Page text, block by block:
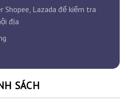
Shopee, Lazada để kiểm tra
địa
SÁCH